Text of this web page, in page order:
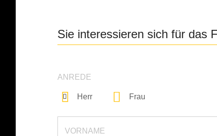
Sie interessieren sich für das
ANREDE
Herr Frau
VORNAME